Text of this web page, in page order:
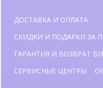
ДОСТАВКА И ОПЛАТА
СКИДКИ И ПОДАРКИ ЗА
ГАРАНТИЯ И ВОЗВРАТ
СЕРВИСНЫЕ ЦЕНТРЫ